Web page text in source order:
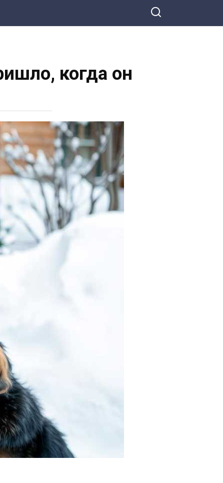
когда он